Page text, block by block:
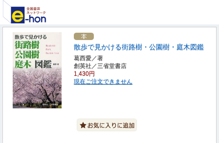
散歩で見かける街路樹・公園樹・庭木図鑑
葛西愛／著
創英社／三省堂書店
1,430円
現在ご注文できません